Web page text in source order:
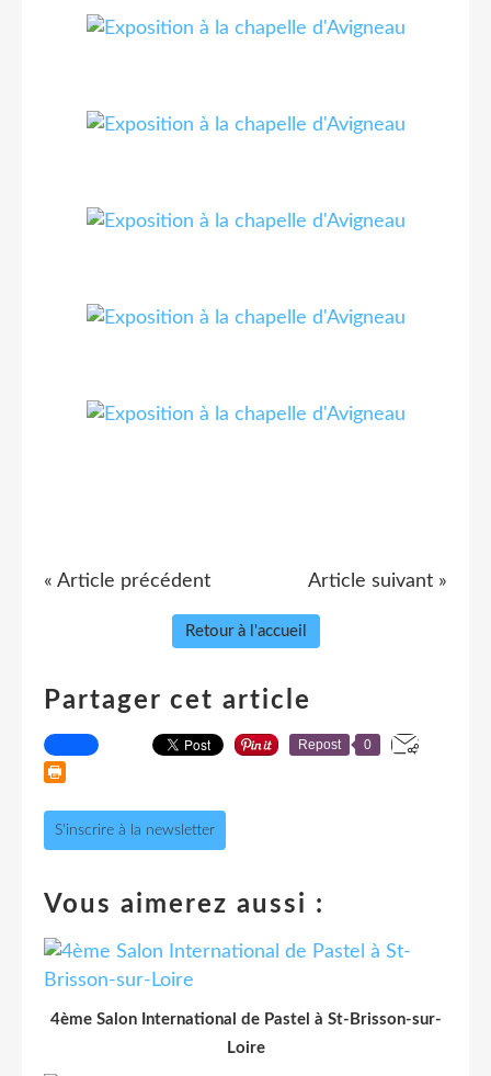
« Article précédent Article suivant »
Retour à l'accueil
Partager cet article
Repost 0
S'inscrire à la newsletter
Vous aimerez aussi :
4ème Salon International de Pastel à St-Brisson-sur-
Loire